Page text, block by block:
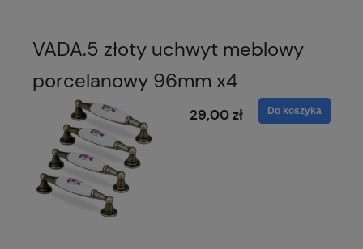
VADA.5 złoty uchwyt meblowy
porcelanowy 96mm x4
29,00 zł Do koszyka